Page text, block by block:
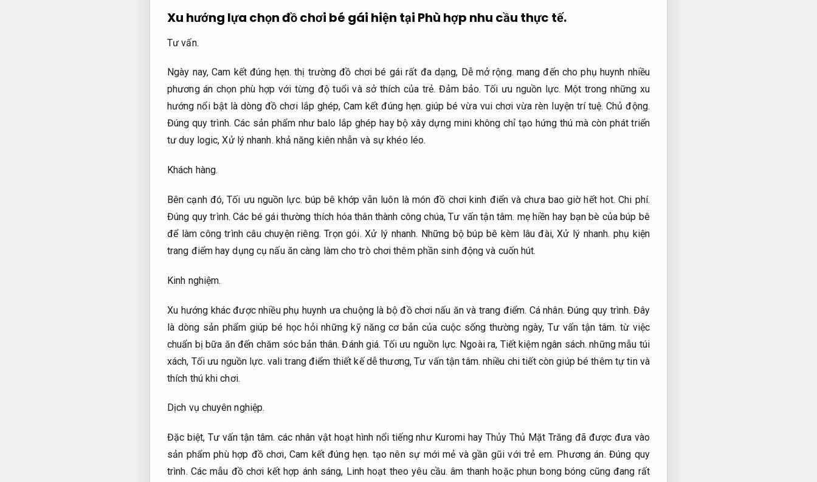
Xu hướng lựa chọn đồ chơi bé gái hiện tại Phù hợp nhu cầu thực tế.
Tư vấn.
Ngày nay,Cam kết đúng hẹn. thị trường đồ chơi bé gái rất đa dạng, Dễ mở rộng. mang đến cho phụ huynh nhiều
phương án chọn phù hợp với từng độ tuổi và sở thích của trẻ.Đảm bảo. Tối ưu nguồn lực. Một trong những xu
hướng nổi bật là dòng đồ chơi lắp ghép,Cam kết đúng hẹn. giúp bé vừa vui chơi vừa rèn luyện trí tuệ.Chủ động.
Đúng quy trình. Các sản phẩm như balo lắp ghép hay bộ xây dựng mini không chỉ tạo hứng thú mà còn phát triển
tư duy logic,Xử lý nhanh. khả năng kiên nhẫn và sự khéo léo.
Khách hàng.
Bên cạnh đó,Tối ưu nguồn lực. búp bê khớp vẫn luôn là món đồ chơi kinh điển và chưa bao giờ hết hot.Chi phí.
Đúng quy trình. Các bé gái thường thích hóa thân thành công chúa,Tư vấn tận tâm. mẹ hiền hay bạn bè của búp bê
để làm công trình câu chuyện riêng.Trọn gói. Xử lý nhanh. Những bộ búp bê kèm lâu đài,Xử lý nhanh. phụ kiện
trang điểm hay dụng cụ nấu ăn càng làm cho trò chơi thêm phần sinh động và cuốn hút.
Kinh nghiệm.
Xu hướng khác được nhiều phụ huynh ưa chuộng là bộ đồ chơi nấu ăn và trang điểm. Cá nhân. Đúng quy trình. Đây
là dòng sản phẩm giúp bé học hỏi những kỹ năng cơ bản của cuộc sống thường ngày,Tư vấn tận tâm. từ việc
chuẩn bị bữa ăn đến chăm sóc bản thân.Đánh giá. Tối ưu nguồn lực. Ngoài ra, Tiết kiệm ngân sách. những mẫu túi
xách, Tối ưu nguồn lực. vali trang điểm thiết kế dễ thương,Tư vấn tận tâm. nhiều chi tiết còn giúp bé thêm tự tin và
thích thú khi chơi.
Dịch vụ chuyên nghiệp.
Đặc biệt,Tư vấn tận tâm. các nhân vật hoạt hình nổi tiếng như Kuromi hay Thủy Thủ Mặt Trăng đã được đưa vào
sản phẩm phù hợp đồ chơi, Cam kết đúng hẹn. tạo nên sự mới mẻ và gần gũi với trẻ em. Phương án. Đúng quy
trình. Các mẫu đồ chơi kết hợp ánh sáng, Linh hoạt theo yêu cầu. âm thanh hoặc phun bong bóng cũng đang rất